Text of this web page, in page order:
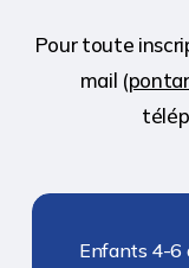
Pour toute
mail (
Enfants 4-6